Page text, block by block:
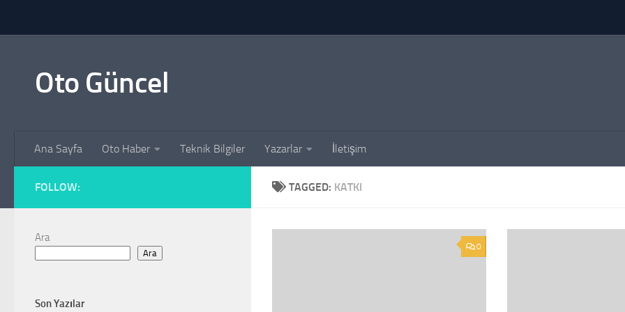
Oto Güncel
Ana Sayfa Oto Haber Teknik Bilgiler Yazarlar İletişim
TAGGED: KATKI
0
FOLLOW:
Ara
Ara
Son Yazılar